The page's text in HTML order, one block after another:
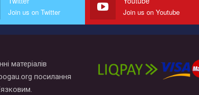
Join us on Twitter Join us on Youtube
матеріалів
посилання